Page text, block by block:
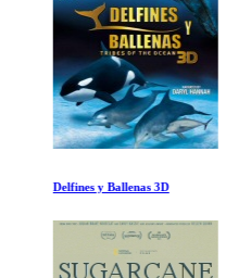
Delfines y Ballenas 3D